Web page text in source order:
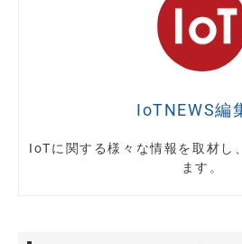
IoTNEWS編
IoTに関する様々な情報を取材し
ます。